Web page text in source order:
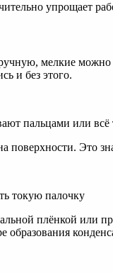
упрощает
мелкие
и без этого.
пальцами или
поверхности. Это
токую палочку
плёнкой или